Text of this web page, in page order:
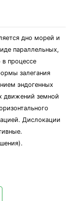
дно морей и
параллельных,
в процессе
залегания
эндогенных
движений земной
Дислокации